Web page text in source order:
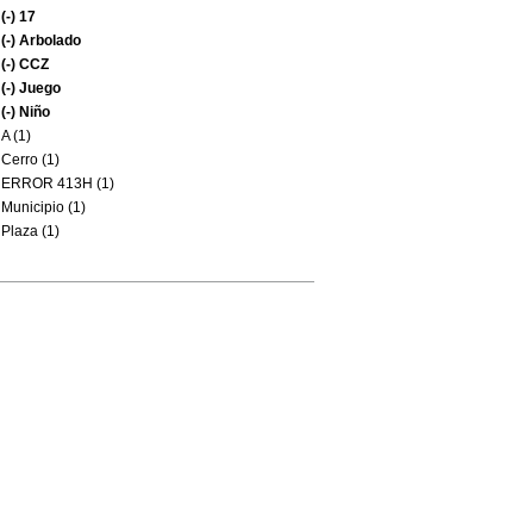
(-) 17
(-) Arbolado
(-) CCZ
(-) Juego
(-) Niño
A (1)
Cerro (1)
ERROR 413H (1)
Municipio (1)
Plaza (1)